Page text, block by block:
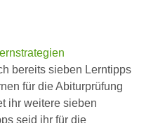
bereits sieben Lerntipps
für die Abiturprüfung
ihr weitere sieben
seid ihr für die